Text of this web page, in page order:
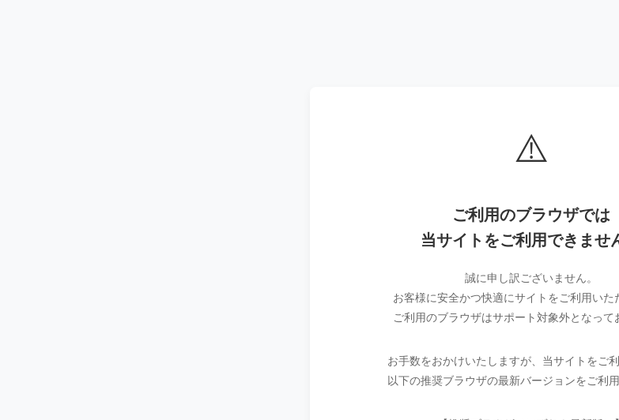
⚠️
ご利用のブラウザでは
当サイトをご利用できませ
誠に申し訳ございません。
お客様に安全かつ快適にサイトをご利用いた
ご利用のブラウザはサポート対象外となって
お手数をおかけいたしますが、当サイトをご利
以下の推奨ブラウザの最新バージョンをご利用